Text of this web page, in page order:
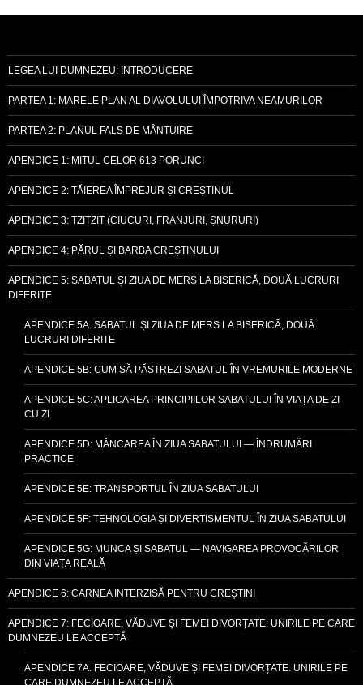
LEGEA LUI DUMNEZEU: INTRODUCERE
PARTEA 1: MARELE PLAN AL DIAVOLULUI ÎMPOTRIVA NEAMURILOR
PARTEA 2: PLANUL FALS DE MÂNTUIRE
APENDICE 1: MITUL CELOR 613 PORUNCI
APENDICE 2: TĂIEREA ÎMPREJUR ȘI CREȘTINUL
APENDICE 3: TZITZIT (CIUCURI, FRANJURI, ȘNURURI)
APENDICE 4: PĂRUL ȘI BARBA CREȘTINULUI
APENDICE 5: SABATUL ȘI ZIUA DE MERS LA BISERICĂ, DOUĂ LUCRURI
DIFERITE
APENDICE 5A: SABATUL ȘI ZIUA DE MERS LA BISERICĂ, DOUĂ
LUCRURI DIFERITE
APENDICE 5B: CUM SĂ PĂSTREZI SABATUL ÎN VREMURILE MODERNE
APENDICE 5C: APLICAREA PRINCIPIILOR SABATULUI ÎN VIAȚA DE ZI
CU ZI
APENDICE 5D: MÂNCAREA ÎN ZIUA SABATULUI — ÎNDRUMĂRI
PRACTICE
APENDICE 5E: TRANSPORTUL ÎN ZIUA SABATULUI
APENDICE 5F: TEHNOLOGIA ȘI DIVERTISMENTUL ÎN ZIUA SABATULUI
APENDICE 5G: MUNCA ȘI SABATUL — NAVIGAREA PROVOCĂRILOR
DIN VIAȚA REALĂ
APENDICE 6: CARNEA INTERZISĂ PENTRU CREȘTINI
APENDICE 7: FECIOARE, VĂDUVE ȘI FEMEI DIVORȚATE: UNIRILE PE CARE
DUMNEZEU LE ACCEPTĂ
APENDICE 7A: FECIOARE, VĂDUVE ȘI FEMEI DIVORȚATE: UNIRILE PE
CARE DUMNEZEU LE ACCEPTĂ